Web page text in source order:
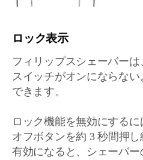
ロック表示
フィリップスシェーバー
スイッチがオンにならな
できます。
ロック機能を無効にする
オフボタンを約 3 秒間押
有効になると、シェーバ